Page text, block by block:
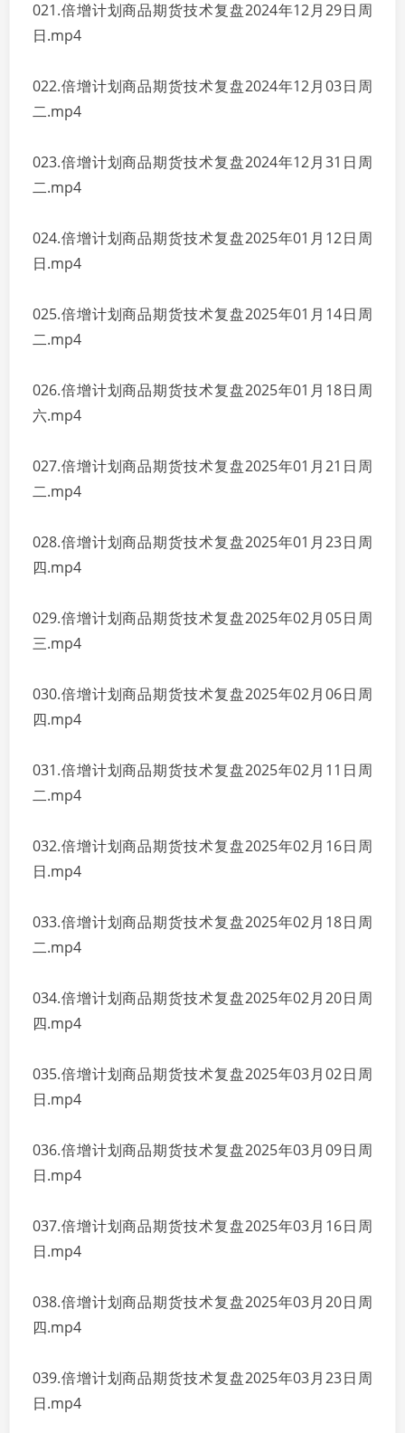
021.倍增计划商品期货技术复盘2024年12月29日周
日.mp4
022.倍增计划商品期货技术复盘2024年12月03日周
二.mp4
023.倍增计划商品期货技术复盘2024年12月31日周
二.mp4
024.倍增计划商品期货技术复盘2025年01月12日周
日.mp4
025.倍增计划商品期货技术复盘2025年01月14日周
二.mp4
026.倍增计划商品期货技术复盘2025年01月18日周
六.mp4
027.倍增计划商品期货技术复盘2025年01月21日周
二.mp4
028.倍增计划商品期货技术复盘2025年01月23日周
四.mp4
029.倍增计划商品期货技术复盘2025年02月05日周
三.mp4
030.倍增计划商品期货技术复盘2025年02月06日周
四.mp4
031.倍增计划商品期货技术复盘2025年02月11日周
二.mp4
032.倍增计划商品期货技术复盘2025年02月16日周
日.mp4
033.倍增计划商品期货技术复盘2025年02月18日周
二.mp4
034.倍增计划商品期货技术复盘2025年02月20日周
四.mp4
035.倍增计划商品期货技术复盘2025年03月02日周
日.mp4
036.倍增计划商品期货技术复盘2025年03月09日周
日.mp4
037.倍增计划商品期货技术复盘2025年03月16日周
日.mp4
038.倍增计划商品期货技术复盘2025年03月20日周
四.mp4
039.倍增计划商品期货技术复盘2025年03月23日周
日.mp4